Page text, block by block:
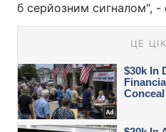
б серйозним сигналом", -